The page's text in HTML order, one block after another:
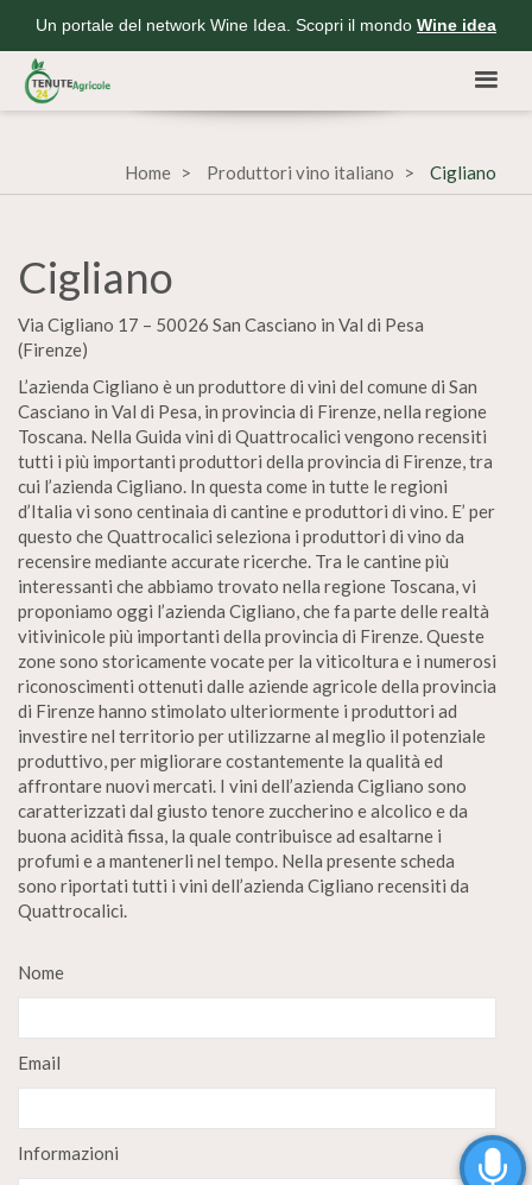
Un portale del network Wine Idea. Scopri il mondo Wine idea
Home Produttori vino italiano Cigliano
Cigliano
Via Cigliano 17 – 50026 San Casciano in Val di Pesa
(Firenze)
L’azienda Cigliano è un produttore di vini del comune di San
Casciano in Val di Pesa, in provincia di Firenze, nella regione
Toscana. Nella Guida vini di Quattrocalici vengono recensiti
tutti i più importanti produttori della provincia di Firenze, tra
cui l’azienda Cigliano. In questa come in tutte le regioni
d’Italia vi sono centinaia di cantine e produttori di vino. E’ per
questo che Quattrocalici seleziona i produttori di vino da
recensire mediante accurate ricerche. Tra le cantine più
interessanti che abbiamo trovato nella regione Toscana, vi
proponiamo oggi l’azienda Cigliano, che fa parte delle realtà
vitivinicole più importanti della provincia di Firenze. Queste
zone sono storicamente vocate per la viticoltura e i numerosi
riconoscimenti ottenuti dalle aziende agricole della provincia
di Firenze hanno stimolato ulteriormente i produttori ad
investire nel territorio per utilizzarne al meglio il potenziale
produttivo, per migliorare costantemente la qualità ed
affrontare nuovi mercati. I vini dell’azienda Cigliano sono
caratterizzati dal giusto tenore zuccherino e alcolico e da
buona acidità fissa, la quale contribuisce ad esaltarne i
profumi e a mantenerli nel tempo. Nella presente scheda
sono riportati tutti i vini dell’azienda Cigliano recensiti da
Quattrocalici.
Nome
Email
Informazioni